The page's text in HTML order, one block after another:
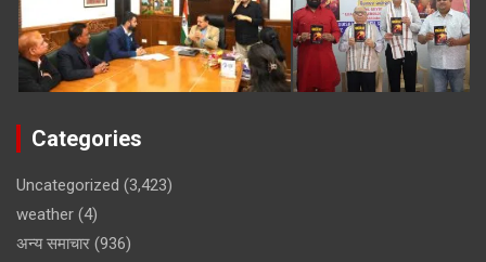
Categories
Uncategorized (3,423)
weather (4)
अन्य समाचार (936)